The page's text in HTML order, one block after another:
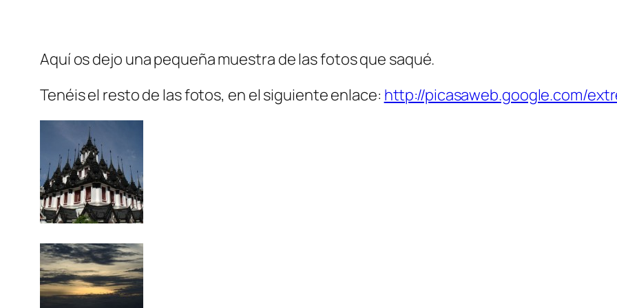
Aquí os dejo una pequeña muestra de las fotos que saqué.
Tenéis el resto de las fotos, en el siguiente enlace: http://picasaweb.google.com/